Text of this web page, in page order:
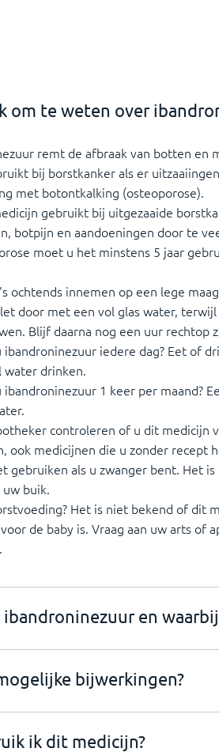
om te weten over
remt de afbraak van botten en
bij borstkanker als er
met botontkalking (osteoporose).
gebruikt bij uitgezaaide
botpijn en aandoeningen door te
moet u het minstens 5 jaar
ochtends innemen op een lege
door met een vol glas water,
Blijf daarna nog een uur rechtop
ibandroninezuur iedere dag? Eet of
water drinken.
ibandroninezuur 1 keer per maand?
controleren of u dit medicijn
ook medicijnen die u zonder recept
gebruiken als u zwanger bent. Het
buik.
Het is niet bekend of dit
de baby is. Vraag aan uw arts of
en
bijwerkingen?
ik dit medicijn?